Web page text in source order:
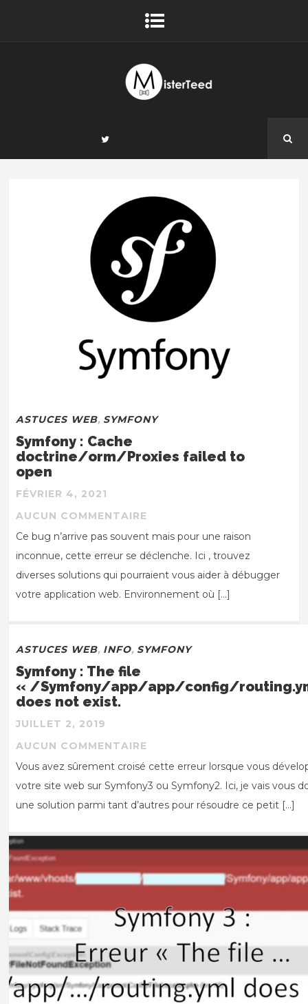
ASTUCES WEB, SYMFONY
Symfony : Cache
doctrine/orm/Proxies failed to
open
FÉVRIER 4, 2021
AUCUN COMMENTAIRE
Ce bug n’arrive pas souvent mais pour une raison
inconnue, cette erreur se déclenche. Ici , trouvez
diverses solutions qui pourraient vous aider à débugger
votre application web. Environnement où […]
ASTUCES WEB, INFO, SYMFONY
Symfony : The file
« /Symfony/app/app/config/
does not exist.
JUILLET 2, 2019
AUCUN COMMENTAIRE
Vous avez sûrement croisé cette erreur lorsque vous
votre site web sur Symfony3 ou Symfony2. Ici, je vais vous
une solution parmi tant d’autres pour résoudre ce petit […]